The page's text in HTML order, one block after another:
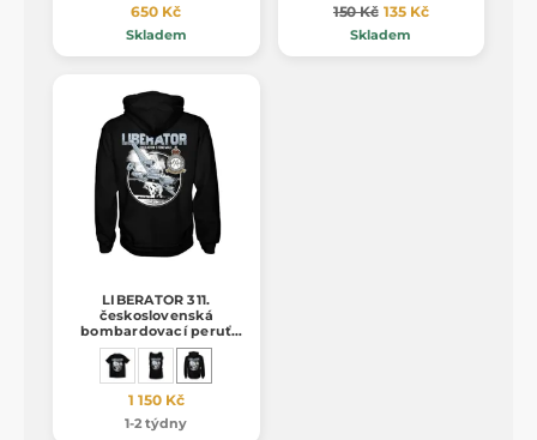
650 Kč
Skladem
150 Kč 135 Kč
Skladem
LIBERATOR 311.
československá
bombardovací peruť
RAF mikina zipper
1 150 Kč
1-2 týdny